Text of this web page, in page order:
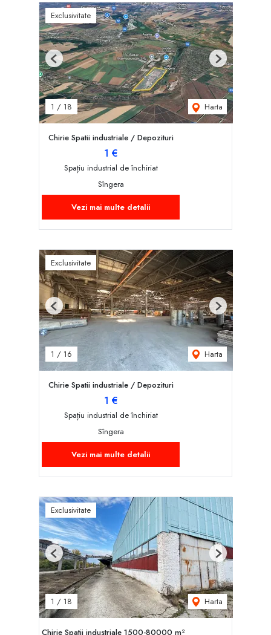
Exclusivitate
1 / 18 Harta
Previous Next
Chirie Spatii industriale / Depozituri
1 €
Spațiu industrial de închiriat
Sîngera
Vezi mai multe detalii
Exclusivitate
1 / 16 Harta
Previous Next
Chirie Spatii industriale / Depozituri
1 €
Spațiu industrial de închiriat
Sîngera
Vezi mai multe detalii
Exclusivitate
1 / 18 Harta
Previous Next
Chirie Spatii industriale 1500-80000 m²